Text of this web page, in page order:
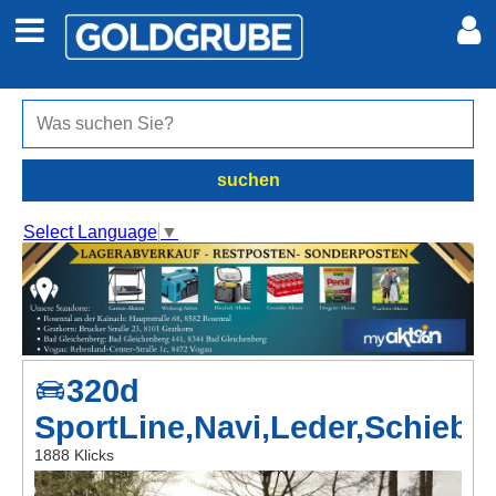
Auto + Motor
Jobs
Marktplatz
Erotik
Auktionen
jetzt inserieren
Meine Inserate
Anmelden
suchen
Select Language ▼
320d
1888 Klicks